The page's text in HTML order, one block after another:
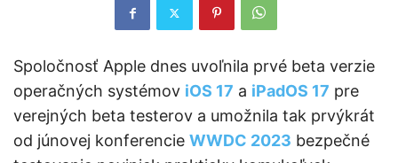
Spoločnosť Apple dnes uvoľnila prvé beta verzie
operačných systémov iOS 17 a iPadOS 17 pre
verejných beta testerov a umožnila tak prvýkrát
od júnovej konferencie WWDC 2023 bezpečné